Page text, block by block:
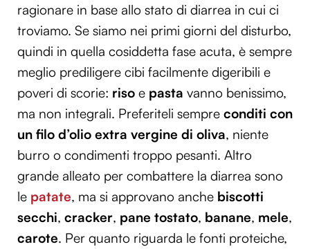
ragionare in base allo stato di diarrea in cui ci
troviamo. Se siamo nei primi giorni del disturbo,
quindi in quella cosiddetta fase acuta, è sempre
meglio prediligere cibi facilmente digeribili e
poveri di scorie: riso e pasta vanno benissimo,
ma non integrali. Preferiteli sempre conditi con
un filo d’olio extra vergine di oliva, niente
burro o condimenti troppo pesanti. Altro
grande alleato per combattere la diarrea sono
le patate, ma si approvano anche biscotti
secchi, cracker, pane tostato, banane, mele,
carote. Per quanto riguarda le fonti proteiche,